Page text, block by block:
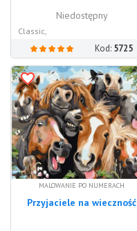
Niedostępny
Classic,
Kod: 5725
MALOWANIE PO NUMERACH
Przyjaciele na wieczność